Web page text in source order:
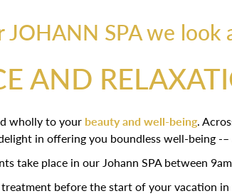
JOHANN SPA we look
AND
wholly to your beauty and well-being.
in offering you boundless well-being
take place in our Johann SPA between
before the start of your vacation